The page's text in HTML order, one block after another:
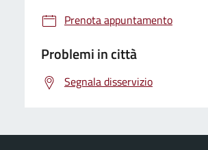
Prenota appuntamento
Problemi in città
Segnala disservizio